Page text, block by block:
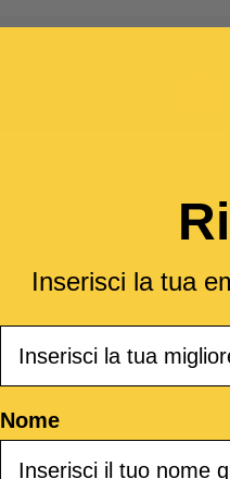
Inserisci la tua
Nome